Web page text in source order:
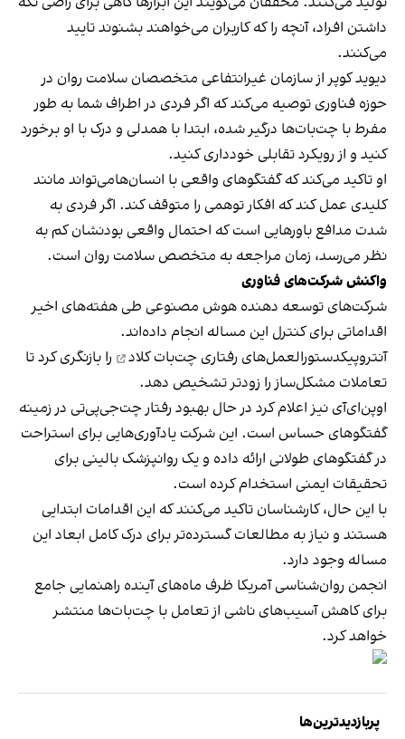
داشتن افراد، آنچه را که کاربران می‌خواهند بشنوند تایید
می‌کنند.
دیوید کوپر از سازمان غیرانتفاعی متخصصان سلامت روان در
حوزه فناوری توصیه می‌کند که اگر فردی در اطراف شما به طور
مفرط با چت‌بات‌ها درگیر شده، ابتدا با همدلی و درک با او برخورد
کنید و از رویکرد تقابلی خودداری کنید.
او تاکید می‌کند که گفتگوهای واقعی با انسان‌هامی‌تواند مانند
کلیدی عمل کند که افکار توهمی را متوقف کند. اگر فردی به
شدت مدافع باورهایی است که احتمال واقعی بودنشان کم به
نظر می‌رسد، زمان مراجعه به متخصص سلامت روان است.
واکنش شرکت‌های فناوری
شرکت‌های توسعه دهنده هوش مصنوعی طی هفته‌های اخیر
اقداماتی برای کنترل این مساله انجام داده‌اند.
آنتروپیکدستورالعمل‌های رفتاری چت‌بات کلاد
را بازنگری کرد تا
تعاملات مشکل‌ساز را زودتر تشخیص دهد.
اوپن‌ای‌آی نیز اعلام کرد در حال بهبود رفتار چت‌جی‌پی‌تی در زمینه
گفتگوهای حساس است. این شرکت یادآوری‌هایی برای استراحت
در گفتگوهای طولانی ارائه داده و یک روانپزشک بالینی برای
تحقیقات ایمنی استخدام کرده است.
با این حال، کارشناسان تاکید می‌کنند که این اقدامات ابتدایی
هستند و نیاز به مطالعات گسترده‌تر برای درک کامل ابعاد این
مساله وجود دارد.
انجمن روان‌شناسی آمریکا ظرف ماه‌های آینده راهنمایی جامع
برای کاهش آسیب‌های ناشی از تعامل با چت‌بات‌ها منتشر
خواهد کرد.
پربازدیدترین‌ها